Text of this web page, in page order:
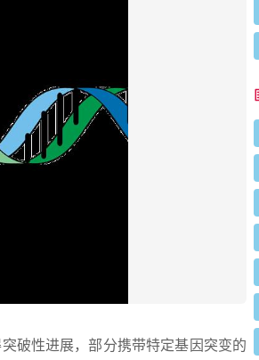
破性进展，部分携带特定基因突变的